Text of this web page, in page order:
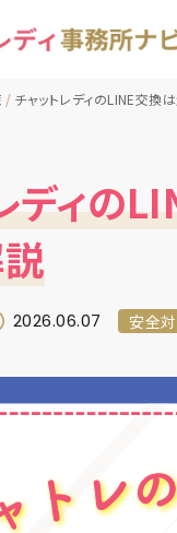
チャットレディのLINE交
ディの
2026.06.07 安全